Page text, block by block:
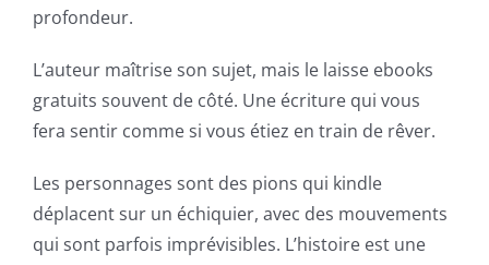
profondeur.
L’auteur maîtrise son sujet, mais le laisse ebooks
gratuits souvent de côté. Une écriture qui vous
fera sentir comme si vous étiez en train de rêver.
Les personnages sont des pions qui kindle
déplacent sur un échiquier, avec des mouvements
qui sont parfois imprévisibles. L’histoire est une